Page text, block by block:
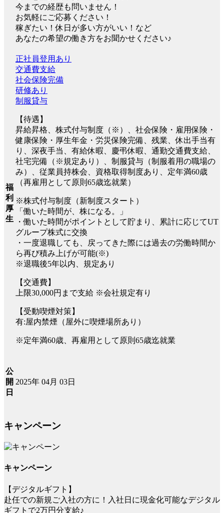
今までの経歴も問いません！
お気軽にご応募ください！
稼ぎたい！休日が多い方がいい！など
あなたの希望の働き方をお聞かせください♪
福
利
厚
生
正社員登用あり
交通費支給
社会保険完備
研修あり
制服貸与
【待遇】
昇給昇格、株式付与制度（※）、社会保険・雇用保険・
健康保険・厚生年金・労災保険完備、残業、休出手当有
り、深夜手当、有給休暇、慶弔休暇、通勤交通費支給、
社宅完備（※規定あり）、制服貸与（制服着用の職場の
み）、従業員持株会、資格取得制度あり、定年満60歳
（再雇用として原則65歳迄就業）
※株式付与制度（新制度スタート）
「働いた時間が、株になる。」
・働いた時間がポイントとして貯まり、累計に応じてUT
グループ株式に交換
・一度退職しても、戻ってきた際には過去の労働時間か
ら再び積み上げが可能(※)
※退職後5年以内、規定あり
【交通費】
上限30,000円まで支給 ※会社規定有り
【受動喫煙対策】
有:屋内禁煙（屋外に喫煙場所あり）
※定年満60歳、再雇用として原則65歳迄就業
公
開
日
2025年 04月 03日
キャンペーン
キャンペーン
【デジタルギフト】
赴任での新規ご入社の方に！入社日に現金化可能なデジタル
ギフトで2万円分支給♪